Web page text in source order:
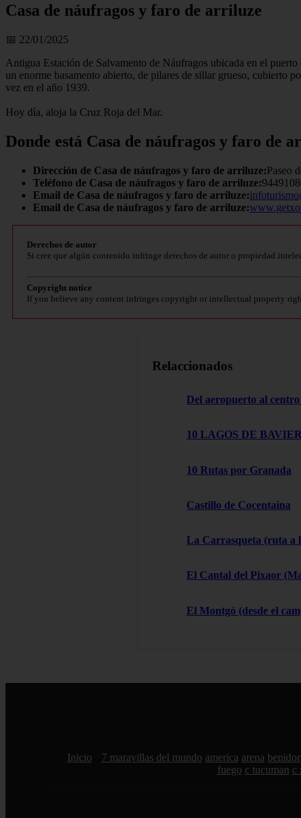
Casa de náufragos y faro de arriluze
📅 22/01/2025
Antigua Estación de Salvamento de Náufragos ubicada en el
un enorme basamento abierto, de pilares de sillar grueso, cubierto
vez en el año 1939.
Hoy día, aloja la Cruz Roja del Mar.
Donde está Casa de náufragos y faro de
Dirección de Casa de náufragos y faro de arriluze:Paseo
Teléfono de Casa de náufragos y faro de arriluze:
Email de Casa de náufragos y faro de arriluze:
Email de Casa de náufragos y faro de arriluze:
Derechos de autor
Si cree que algún contenido infringe derechos de autor o propiedad
Copyright notice
If you believe any content infringes copyright or intellectual property
Relaccionados
Del aeropuerto al
10 LAGOS DE
10 Rutas por Granada
Castillo de Cocentaina
La Carrasqueta (ruta a
El Cantal del Pixaor
El Montgó (desde el
Inicio 7 maravillas del mundo america arena
fuego c tucuman c